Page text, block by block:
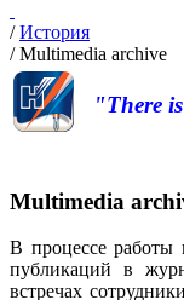
/История
/Multimedia archive
"There
Multimedia
В процессе работы
публикаций в
встречах